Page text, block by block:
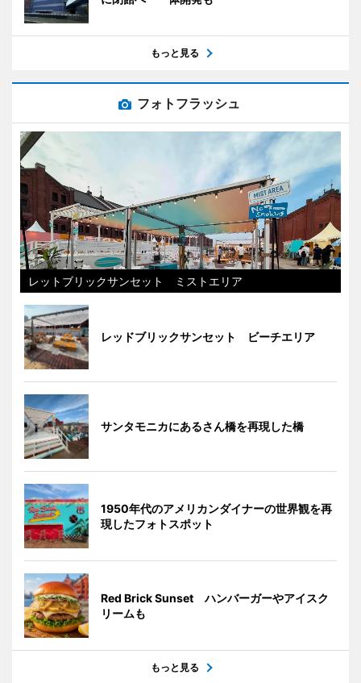
もっと見る
フォトフラッシュ
レットブリックサンセット ミストエリア
レッドブリックサンセット ビーチエリア
サンタモニカにあるさん橋を再現した橋
1950年代のアメリカンダイナーの世界観を再
現したフォトスポット
Red Brick Sunset ハンバーガーやアイスク
リームも
もっと見る